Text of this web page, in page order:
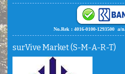
No.Rek : 4016-0100-1293500
surVive Market (S-M-A-R-T)